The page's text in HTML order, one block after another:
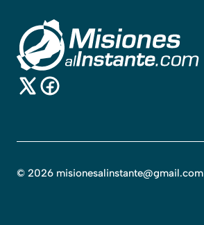
© 2026 misionesalinstante@gmail.com